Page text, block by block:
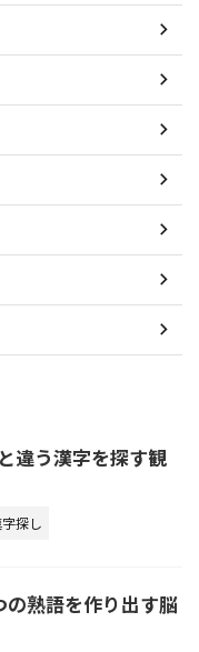
違う漢字を探す観
探し
の熟語を作り出す脳